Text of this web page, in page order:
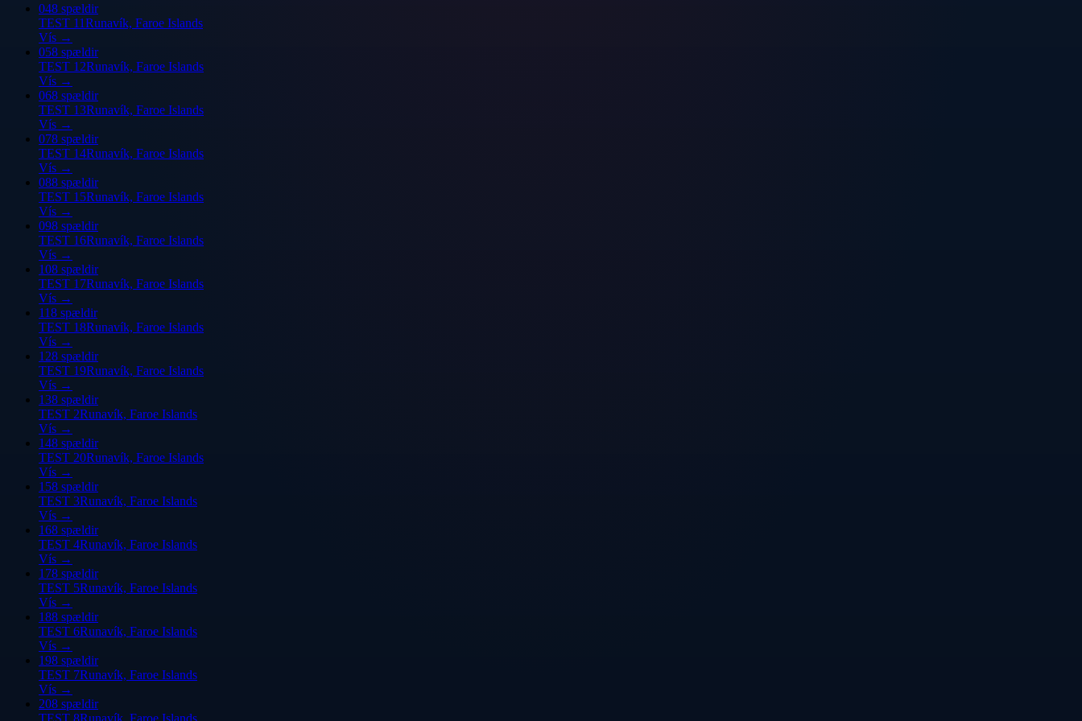
048 spældir
TEST 11Runavík, Faroe Islands
Vís →
058 spældir
TEST 12Runavík, Faroe Islands
Vís →
068 spældir
TEST 13Runavík, Faroe Islands
Vís →
078 spældir
TEST 14Runavík, Faroe Islands
Vís →
088 spældir
TEST 15Runavík, Faroe Islands
Vís →
098 spældir
TEST 16Runavík, Faroe Islands
Vís →
108 spældir
TEST 17Runavík, Faroe Islands
Vís →
118 spældir
TEST 18Runavík, Faroe Islands
Vís →
128 spældir
TEST 19Runavík, Faroe Islands
Vís →
138 spældir
TEST 2Runavík, Faroe Islands
Vís →
148 spældir
TEST 20Runavík, Faroe Islands
Vís →
158 spældir
TEST 3Runavík, Faroe Islands
Vís →
168 spældir
TEST 4Runavík, Faroe Islands
Vís →
178 spældir
TEST 5Runavík, Faroe Islands
Vís →
188 spældir
TEST 6Runavík, Faroe Islands
Vís →
198 spældir
TEST 7Runavík, Faroe Islands
Vís →
208 spældir
TEST 8Runavík, Faroe Islands